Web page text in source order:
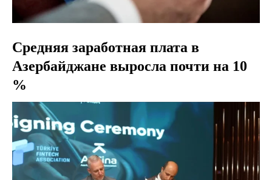
Средняя заработная плата в
Азербайджане выросла почти на 10
%